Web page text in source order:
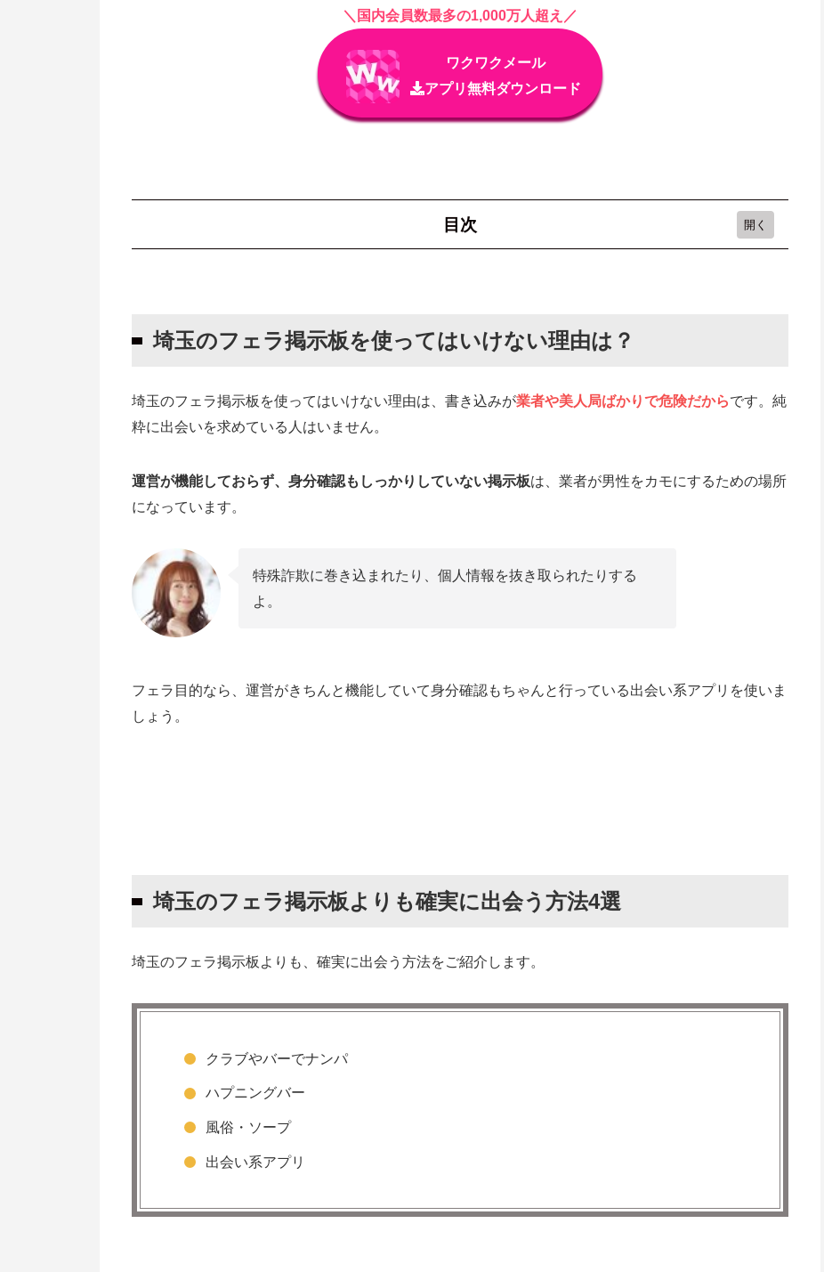
＼国内会員数最多の1,000万人超え／
ワクワクメール
アプリ無料ダウンロード
目次
クラブやバーでナンパ
風俗・ソープ
出会い系アプリ
PCMAX
ハッピーメール
イククル
埼玉のフェラ掲示板から出会い系アプリに活動の場を移した私の体験談
セフレにできる女性を探す
【埼玉県さいたま市】CP SHELTER
【今は無理】過去に人気だった埼玉のフェラ・ゲイ掲示板
埼玉ハッテン場掲示板
出会い系アプリを使って埼玉のフェラ掲示板よりも安全で確実な出会いにつなげよう！
埼玉のフェラ掲示板を使ってはいけない理由は？
埼玉のフェラ掲示板を使ってはいけない理由は、書き込みが業者や美人局ばかりで危険だからです。純
粋に出会いを求めている人はいません。
運営が機能しておらず、身分確認もしっかりしていない掲示板は、業者が男性をカモにするための場所
になっています。
特殊詐欺に巻き込まれたり、個人情報を抜き取られたりする
よ。
フェラ目的なら、運営がきちんと機能していて身分確認もちゃんと行っている出会い系アプリを使いま
しょう。
埼玉のフェラ掲示板よりも確実に出会う方法4選
埼玉のフェラ掲示板よりも、確実に出会う方法をご紹介します。
クラブやバーでナンパ
ハプニングバー
風俗・ソープ
出会い系アプリ